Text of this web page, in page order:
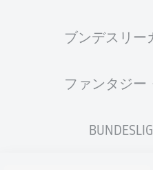
ブンデスリー
ファンタジー
統計 シー